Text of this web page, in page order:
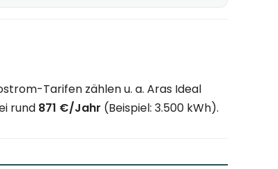
Tarifen zählen u. a. Aras Ideal
rund 871 €/Jahr (Beispiel: 3.500 kWh).